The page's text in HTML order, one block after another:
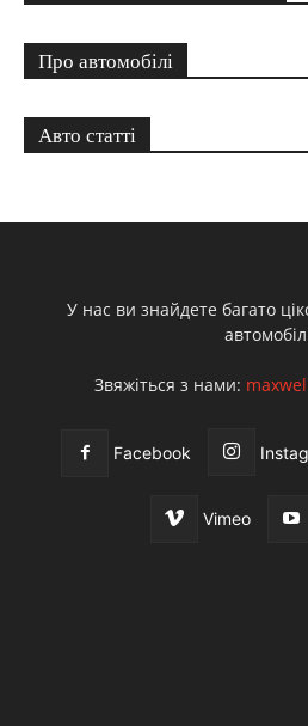
Про автомобілі
Авто статті
У нас ви знайдете багато
Звяжіться з нами:
Facebook
Vimeo